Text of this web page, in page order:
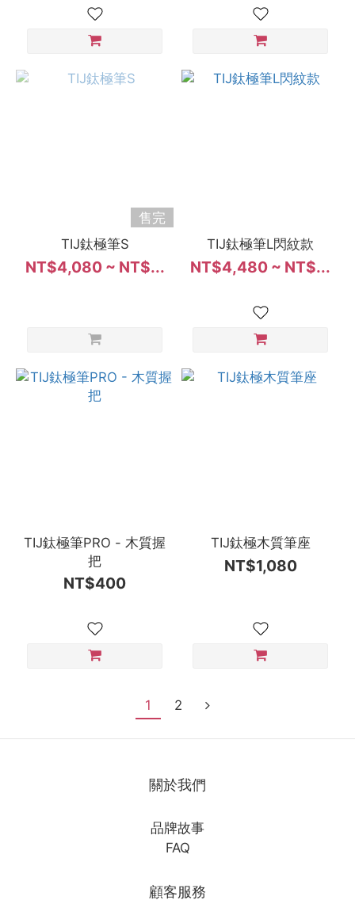
售完
TIJ鈦極筆S
NT$4,080 ~ NT$...
TIJ鈦極筆L閃紋款
NT$4,480 ~ NT$...
TIJ鈦極筆PRO - 木質握
把
NT$400
TIJ鈦極木質筆座
NT$1,080
1 2
關於我們
品牌故事
FAQ
顧客服務